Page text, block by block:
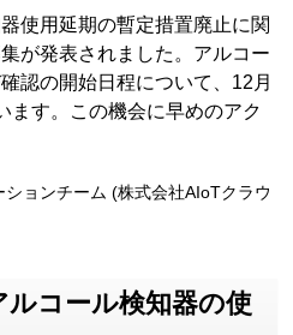
使用延期の暫定措置廃止に関
が発表されました。アルコー
認の開始日程について、12月
ます。この機会に早めのアク
ョンチーム (株式会社AIoTクラウ
ルコール検知器の使